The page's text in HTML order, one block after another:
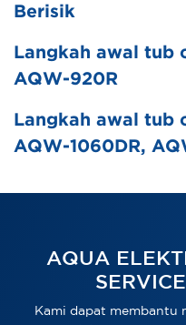
Berisik
Langkah awal tub
AQW-920R
Langkah awal tub
AQW-1060DR,
AQUA
Kami dapat membantu